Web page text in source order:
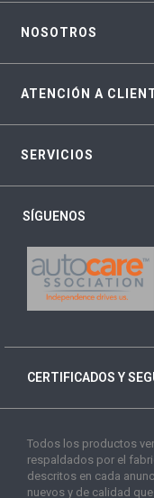
NOSOTROS
ATENCIÓN A
SERVICIOS
SÍGUENOS
CERTIFICADOS Y
Todos los productos
respaldados por el
descritos en cada
nuevos y de calidad